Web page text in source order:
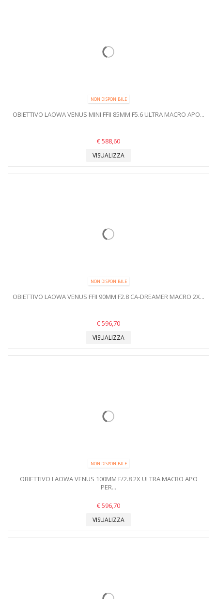
NON DISPONIBILE
OBIETTIVO LAOWA VENUS MINI FFII 85MM F5.6 ULTRA MACRO APO...
€ 588,60
VISUALIZZA
NON DISPONIBILE
OBIETTIVO LAOWA VENUS FFII 90MM F2.8 CA-DREAMER MACRO 2X...
€ 596,70
VISUALIZZA
NON DISPONIBILE
OBIETTIVO LAOWA VENUS 100MM F/2.8 2X ULTRA MACRO APO
PER...
€ 596,70
VISUALIZZA